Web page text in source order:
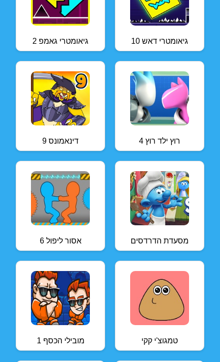
גיאומטרי גאמפ 2 גיאומטרי דאש 10
דינאמונס 9 רוץ ילד רוץ 4
אסור ליפול 6 מסעדת הדרדסים
מובילי הכסף 1 טמגוצ'י קקי